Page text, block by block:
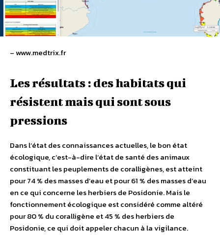
– www.medtrix.fr
Les résultats : des habitats qui
résistent mais qui sont sous
pressions
Dans l’état des connaissances actuelles, le bon état
écologique, c’est-à-dire l’état de santé des animaux
constituant les peuplements de coralligènes, est atteint
pour 74 % des masses d’eau et pour 61 % des masses d’eau
en ce qui concerne les herbiers de Posidonie. Mais le
fonctionnement écologique est considéré comme altéré
pour 80 % du coralligène et 45 % des herbiers de
Posidonie, ce qui doit appeler chacun à la vigilance.